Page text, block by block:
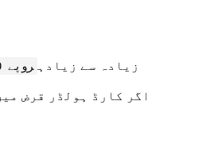
زیادہ سے زیادہ روپے 24,000
اگر کارڈ ہولڈر قرض